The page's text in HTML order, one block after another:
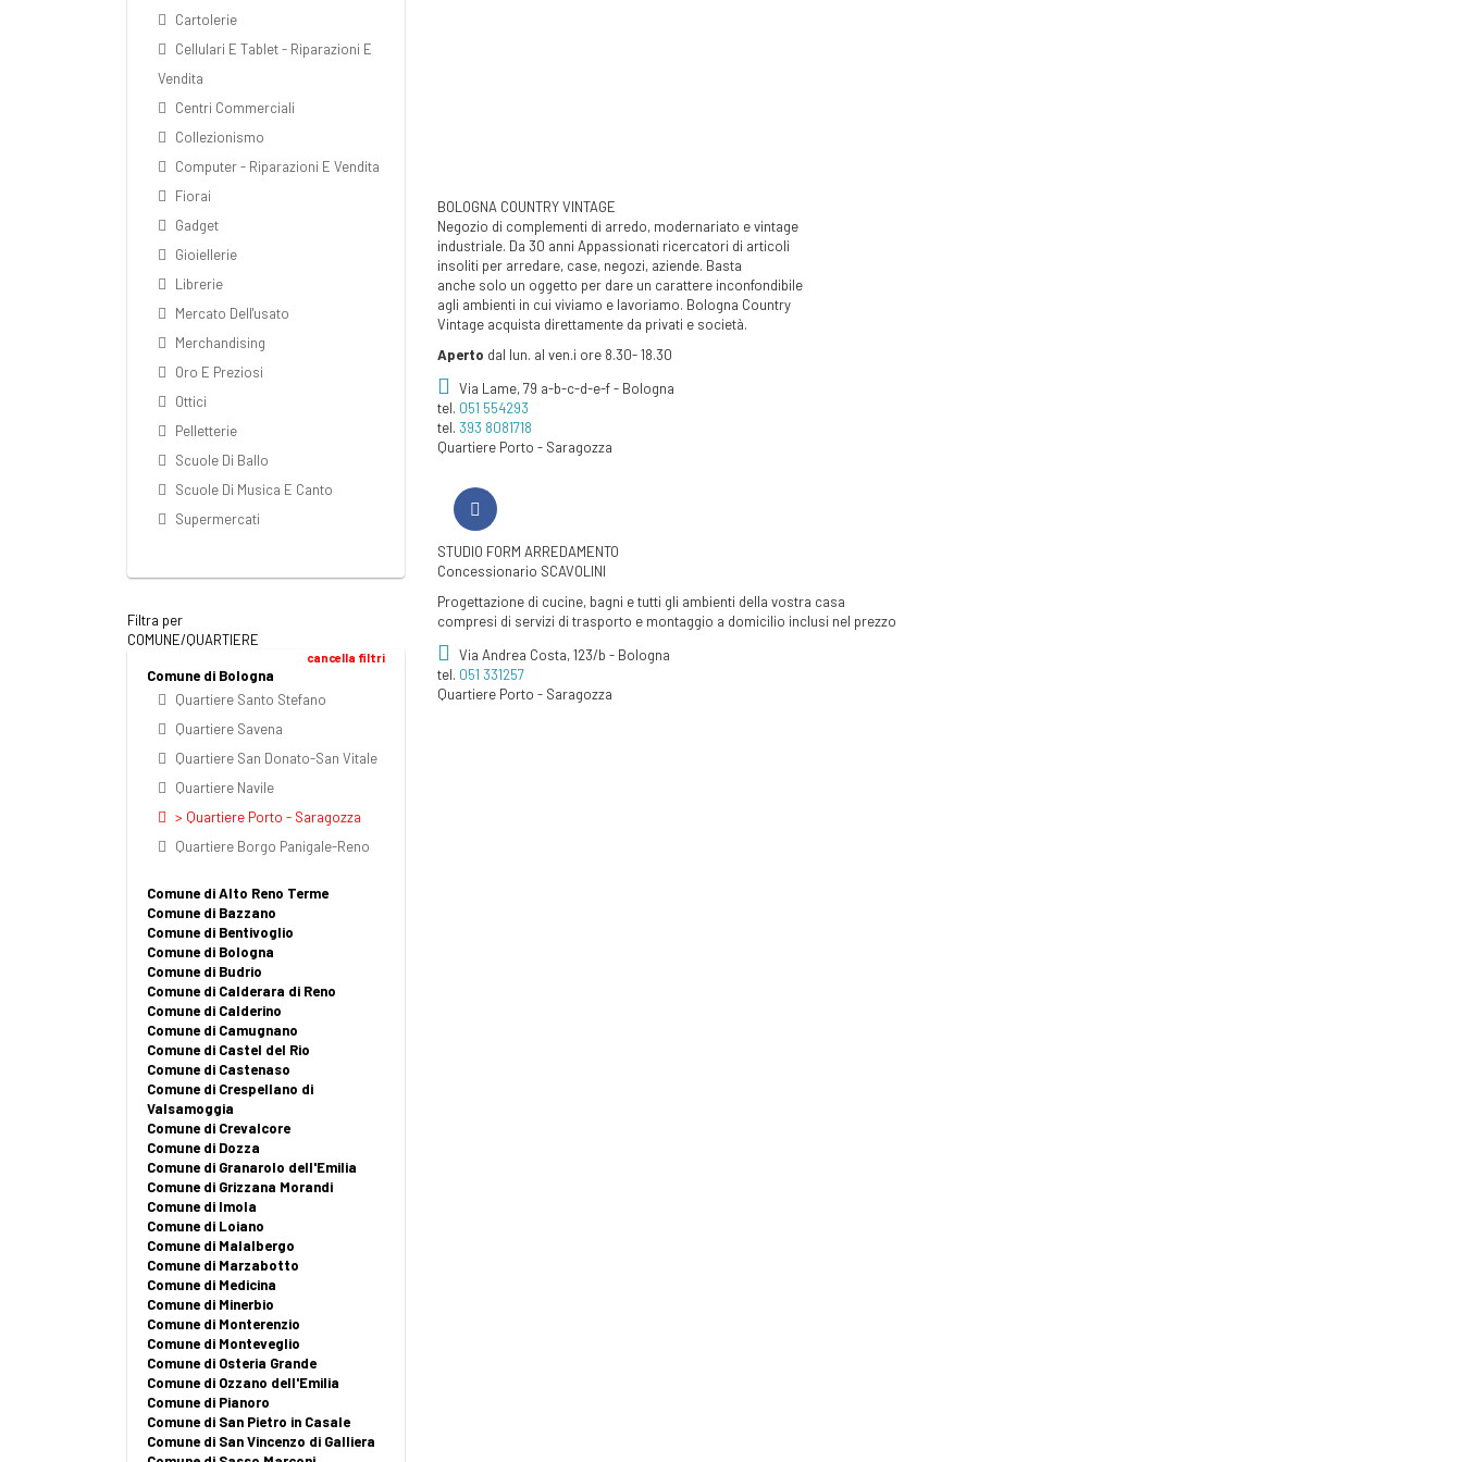
Cartolerie
Cellulari E Tablet - Riparazioni E
Vendita
Centri Commerciali
Collezionismo
Computer - Riparazioni E Vendita
Fiorai
Gadget
Gioiellerie
Librerie
Mercato Dell'usato
Merchandising
Oro E Preziosi
Ottici
Pelletterie
Scuole Di Ballo
Scuole Di Musica E Canto
Supermercati
Filtra per
COMUNE/QUARTIERE
cancella filtri
Comune di Bologna
Quartiere Santo Stefano
Quartiere Savena
Quartiere San Donato-San Vitale
Quartiere Navile
> Quartiere Porto - Saragozza
Quartiere Borgo Panigale-Reno
Comune di Alto Reno Terme
Comune di Bazzano
Comune di Bentivoglio
Comune di Bologna
Comune di Budrio
Comune di Calderara di Reno
Comune di Calderino
Comune di Camugnano
Comune di Castel del Rio
Comune di Castenaso
Comune di Crespellano di
Valsamoggia
Comune di Crevalcore
Comune di Dozza
Comune di Granarolo dell'Emilia
Comune di Grizzana Morandi
Comune di Imola
Comune di Loiano
Comune di Malalbergo
Comune di Marzabotto
Comune di Medicina
Comune di Minerbio
Comune di Monterenzio
Comune di Monteveglio
Comune di Osteria Grande
Comune di Ozzano dell'Emilia
Comune di Pianoro
Comune di San Pietro in Casale
Comune di San Vincenzo di Galliera
BOLOGNA COUNTRY VINTAGE
Negozio di complementi di arredo, modernariato e vintage
industriale. Da 30 anni Appassionati ricercatori di articoli
insoliti per arredare, case, negozi, aziende. Basta
anche solo un oggetto per dare un carattere inconfondibile
agli ambienti in cui viviamo e lavoriamo. Bologna Country
Vintage acquista direttamente da privati e società.
Aperto dal lun. al ven.i ore 8.30- 18.30
Via Lame, 79 a-b-c-d-e-f - Bologna
tel. 051 554293
tel. 393 8081718
Quartiere Porto - Saragozza
STUDIO FORM ARREDAMENTO
Concessionario SCAVOLINI
Progettazione di cucine, bagni e tutti gli ambienti della vostra casa
compresi di servizi di trasporto e montaggio a domicilio inclusi nel prezzo
Via Andrea Costa, 123/b - Bologna
tel. 051 331257
Quartiere Porto - Saragozza